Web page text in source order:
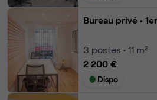
Bureau privé •
3 postes • 11 m²
2 200 €
Dispo